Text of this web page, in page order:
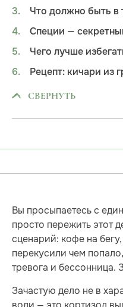
Что должно быть в
Специи —
Чего лучше
Рецепт: кичари из
СВЕРНУТЬ
Вы просыпаетесь с
просто пережить этот
сценарий: кофе на
перекусили чем
тревога и бессонница.
Зачастую дело не в